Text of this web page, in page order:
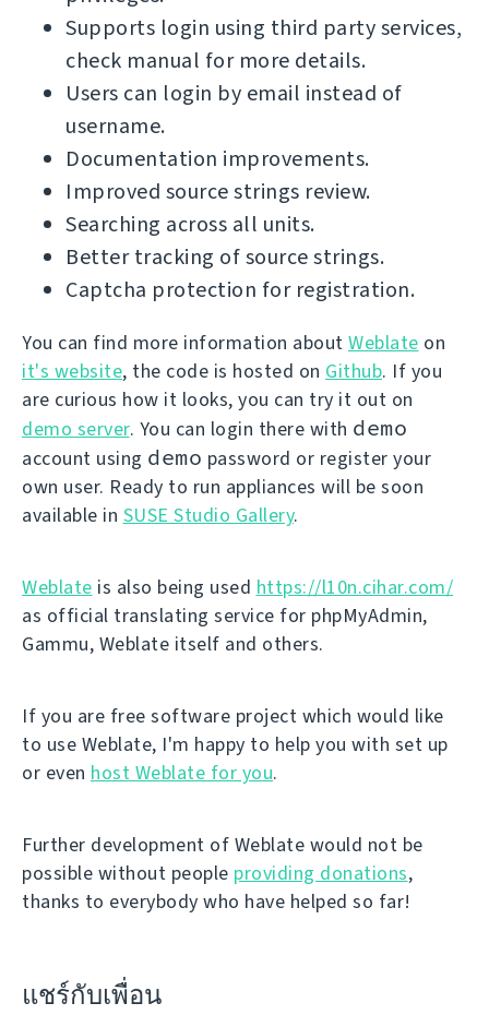
Supports login using third party services,
check manual for more details.
Users can login by email instead of
username.
Documentation improvements.
Improved source strings review.
Searching across all units.
Better tracking of source strings.
Captcha protection for registration.
You can find more information about Weblate on
it's website, the code is hosted on Github. If you
are curious how it looks, you can try it out on
demo server. You can login there with demo
account using demo password or register your
own user. Ready to run appliances will be soon
available in SUSE Studio Gallery.
Weblate is also being used https://l10n.cihar.com/
as official translating service for phpMyAdmin,
Gammu, Weblate itself and others.
If you are free software project which would like
to use Weblate, I'm happy to help you with set up
or even host Weblate for you.
Further development of Weblate would not be
possible without people providing donations,
thanks to everybody who have helped so far!
แชร์กับเพื่อน